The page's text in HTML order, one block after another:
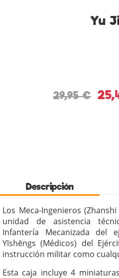
Yu
29,95 €
Descripción
Los Meca-Ingenieros
unidad de asistencia
Infantería Mecanizada del
Yīshēngs (Médicos) del
instrucción militar como
Esta caja incluye 4